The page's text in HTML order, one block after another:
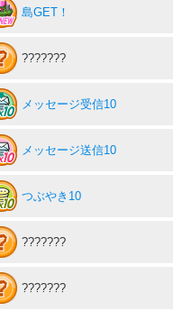
島GET！
???????
メッセージ受信10
メッセージ送信10
つぶやき10
???????
???????